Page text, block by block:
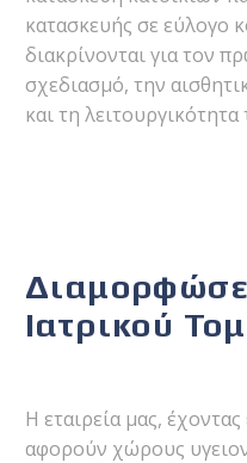
κατασκευής σε εύλογο
διακρίνονται για τον
σχεδιασμό, την
και τη
Ιατρικού
Η εταιρεία μας,
αφορούν χώρους